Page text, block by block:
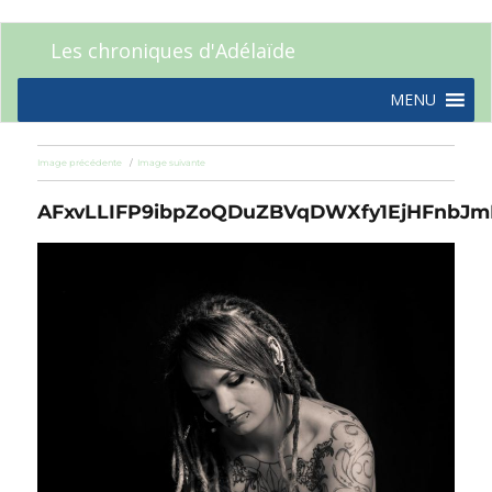
Les chroniques d'Adélaïde
MENU
Image précédente Image suivante